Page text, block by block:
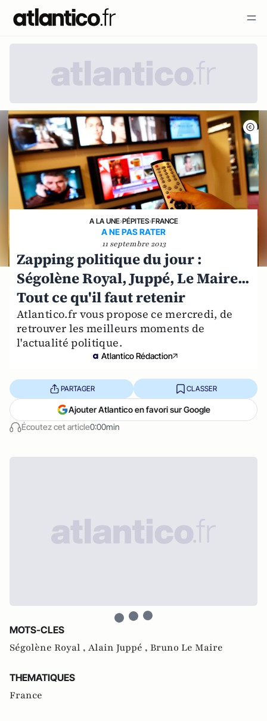
A LA UNE›PÉPITES›FRANCE
A NE PAS RATER
11 septembre 2013
Zapping politique du jour :
Ségolène Royal, Juppé, Le Maire...
Tout ce qu'il faut retenir
Atlantico.fr vous propose ce mercredi, de
retrouver les meilleurs moments de
l'actualité politique.
Atlantico Rédaction
Écoutez cet article0:00min
PARTAGER CLASSER
Ajouter Atlantico en favori sur Google
MOTS-CLES
Ségolène Royal , Alain Juppé , Bruno Le Maire
THEMATIQUES
France